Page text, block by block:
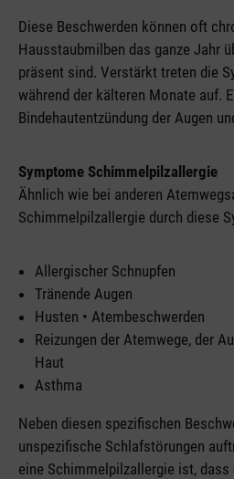
Diese Beschwerden können oft
Hausstaubmilben das ganze Jahr
präsent sind. Verstärkt treten die
während der kälteren Monate auf.
Bindehautentzündung der Augen
Symptome Schimmelpilzallergie
Ähnlich wie bei anderen
Schimmelpilzallergie durch diese
Allergischer Schnupfen
Tränende Augen
Husten • Atembeschwerden
Reizungen der Atemwege, der
Haut
Asthma
Neben diesen spezifischen
unspezifische Schlafstörungen
eine Schimmelpilzallergie ist, dass